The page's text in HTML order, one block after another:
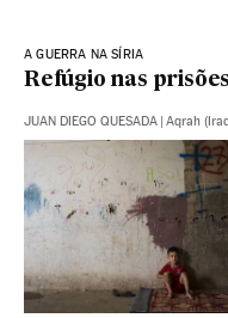
A GUERRA NA SÍRIA
Refúgio nas
JUAN DIEGO QUESADA | Aqrah